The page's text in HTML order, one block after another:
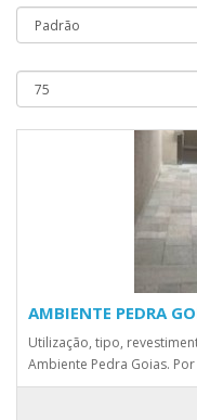
AMBIENTE PEDRA
Utilização, tipo,
Ambiente Pedra Goias.